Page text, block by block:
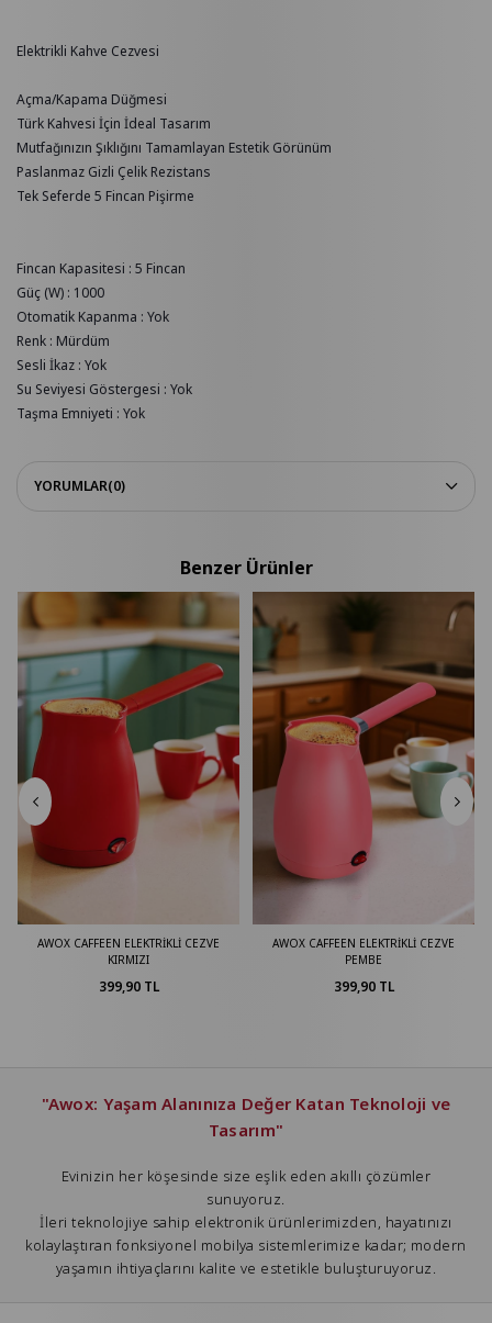
Elektrikli Kahve Cezvesi
Açma/Kapama Düğmesi
Türk Kahvesi İçin İdeal Tasarım
Mutfağınızın Şıklığını Tamamlayan Estetik Görünüm
Paslanmaz Gizli Çelik Rezistans
Tek Seferde 5 Fincan Pişirme
Fincan Kapasitesi : 5 Fincan
Güç (W) : 1000
Otomatik Kapanma : Yok
Renk : Mürdüm
Sesli İkaz : Yok
Su Seviyesi Göstergesi : Yok
Taşma Emniyeti : Yok
YORUMLAR(0)
Benzer Ürünler
AWOX CAFFEEN ELEKTRİKLİ CEZVE
KIRMIZI
399,90 TL
AWOX CAFFEEN ELEKTRİKLİ CEZVE
PEMBE
399,90 TL
"Awox: Yaşam Alanınıza Değer Katan Teknoloji ve
Tasarım"
Evinizin her köşesinde size eşlik eden akıllı çözümler
sunuyoruz.
İleri teknolojiye sahip elektronik ürünlerimizden, hayatınızı
kolaylaştıran fonksiyonel mobilya sistemlerimize kadar; modern
yaşamın ihtiyaçlarını kalite ve estetikle buluşturuyoruz.